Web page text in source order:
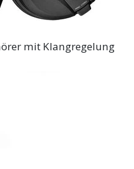
mit Klangregelung